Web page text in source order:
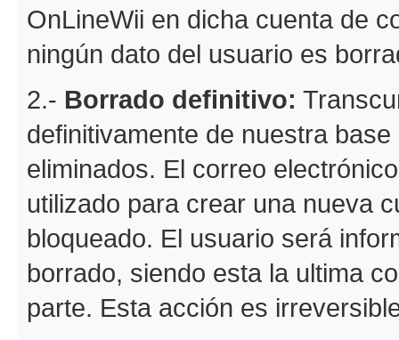
OnLineWii en dicha cuenta de
ningún dato del usuario es
2.- Borrado definitivo:
definitivamente de nuestra
eliminados. El correo
utilizado para crear una nueva
bloqueado. El usuario será
borrado, siendo esta la ultima
parte. Esta acción es